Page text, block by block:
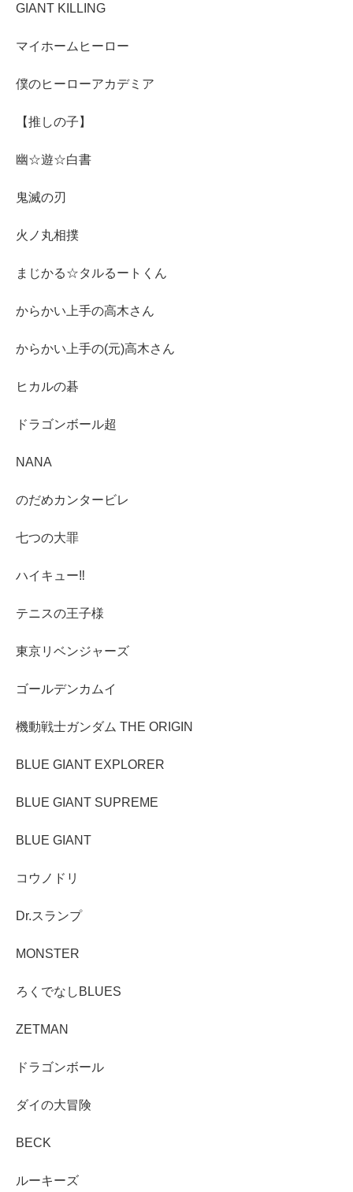
GIANT KILLING
マイホームヒーロー
僕のヒーローアカデミア
【推しの子】
幽☆遊☆白書
鬼滅の刃
火ノ丸相撲
まじかる☆タルるートくん
からかい上手の高木さん
からかい上手の(元)高木さん
ヒカルの碁
ドラゴンボール超
NANA
のだめカンタービレ
七つの大罪
ハイキュー‼︎
テニスの王子様
東京リベンジャーズ
ゴールデンカムイ
機動戦士ガンダム THE ORIGIN
BLUE GIANT EXPLORER
BLUE GIANT SUPREME
BLUE GIANT
コウノドリ
Dr.スランプ
MONSTER
ろくでなしBLUES
ZETMAN
ドラゴンボール
ダイの大冒険
BECK
ルーキーズ